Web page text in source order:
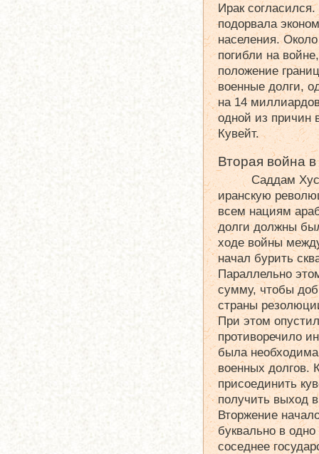
Ирак
подорвала
населения.
погибли на
положение
военные долги,
на 14
одной из причин
Кувейт.
Вторая война
Саддам
иранскую
всем нациям
долги должны
ходе войны
начал бурить
Параллельно
сумму, чтобы
страны
При этом
противоречило
была
военных долгов.
присоединить
получить выход
Вторжение
буквально в
соседнее